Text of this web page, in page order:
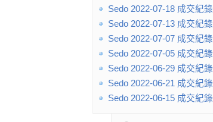
Sedo 2022-07-18 成交紀錄
Sedo 2022-07-13 成交紀錄
Sedo 2022-07-07 成交紀錄
Sedo 2022-07-05 成交紀錄
Sedo 2022-06-29 成交紀錄
Sedo 2022-06-21 成交紀錄
Sedo 2022-06-15 成交紀錄